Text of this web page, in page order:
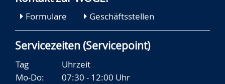
Formulare Geschäftsstellen
Servicezeiten (Servicepoint)
Tag
Uhrzeit
Mo-Do:
07:30 - 12:00 Uhr